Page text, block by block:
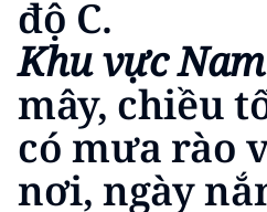
độ C.
Khu vực
mây, chiều
có mưa rào
nơi, ngày